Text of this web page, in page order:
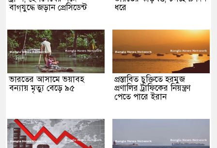
বাগ্‌যুদ্ধে জড়ান প্রেসিডেন্ট
ধরে
ভারতের আসামে ভয়াবহ
বন্যায় মৃত্যু বেড়ে ৯৫
প্রস্তাবিত চুক্তিতে হরমুজ
প্রণালির ট্রাফিকের নিয়ন্ত্রণ
পেতে পারে ইরান